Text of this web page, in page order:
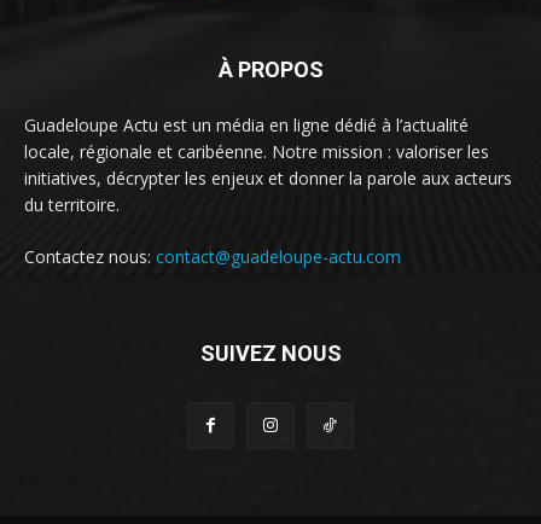
À PROPOS
Guadeloupe Actu est un média en ligne dédié à l’actualité
locale, régionale et caribéenne. Notre mission : valoriser les
initiatives, décrypter les enjeux et donner la parole aux acteurs
du territoire.
Contactez nous: contact@guadeloupe-actu.com
SUIVEZ NOUS